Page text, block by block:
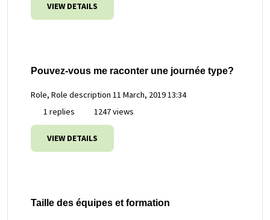
VIEW DETAILS
Pouvez-vous me raconter une journée type?
Role, Role description 11 March, 2019 13:34
1 replies
1247 views
VIEW DETAILS
Taille des équipes et formation